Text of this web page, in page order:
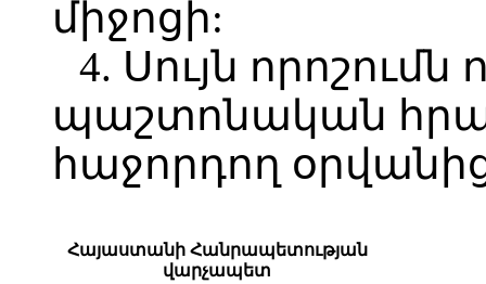
միջոցի:
4. Սույն որոշումն
պաշտոնական
հաջորդող
Հայաստանի Հանրապետության
վարչապետ